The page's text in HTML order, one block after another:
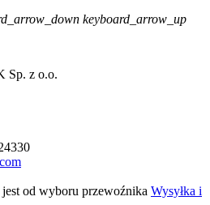
keyboard_arrow_up
Sp. z o.o.
od wyboru przewoźnika Wysyłka i